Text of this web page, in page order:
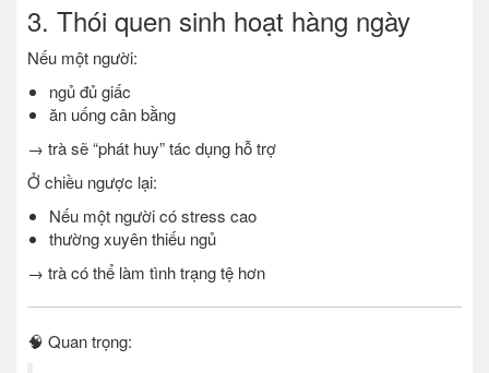
3. Thói quen sinh hoạt hàng ngày
Nếu một người:
ngủ đủ giấc
ăn uống cân bằng
→ trà sẽ “phát huy” tác dụng hỗ trợ
Ở chiều ngược lại:
Nếu một người có stress cao
thường xuyên thiếu ngủ
→ trà có thể làm tình trạng tệ hơn
🧠 Quan trọng: